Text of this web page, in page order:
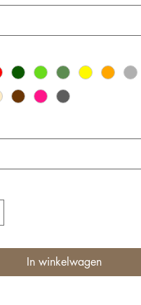
In winkelwagen